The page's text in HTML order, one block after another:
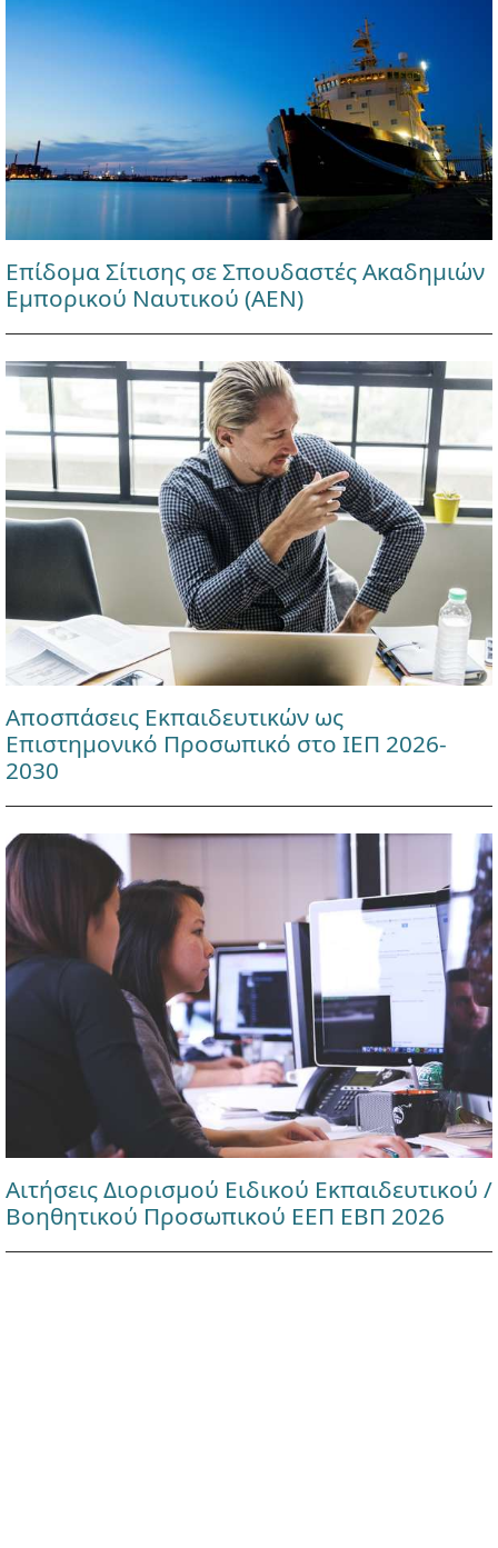
Επίδομα Σίτισης σε Σπουδαστές Ακαδημιών
Εμπορικού Ναυτικού (ΑΕΝ)
Αποσπάσεις Εκπαιδευτικών ως
Επιστημονικό Προσωπικό στο ΙΕΠ 2026-
2030
Αιτήσεις Διορισμού Ειδικού Εκπαιδευτικού /
Βοηθητικού Προσωπικού ΕΕΠ ΕΒΠ 2026